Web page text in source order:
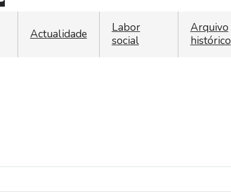
Actualidade
Labor
social
Arquivo
histórico